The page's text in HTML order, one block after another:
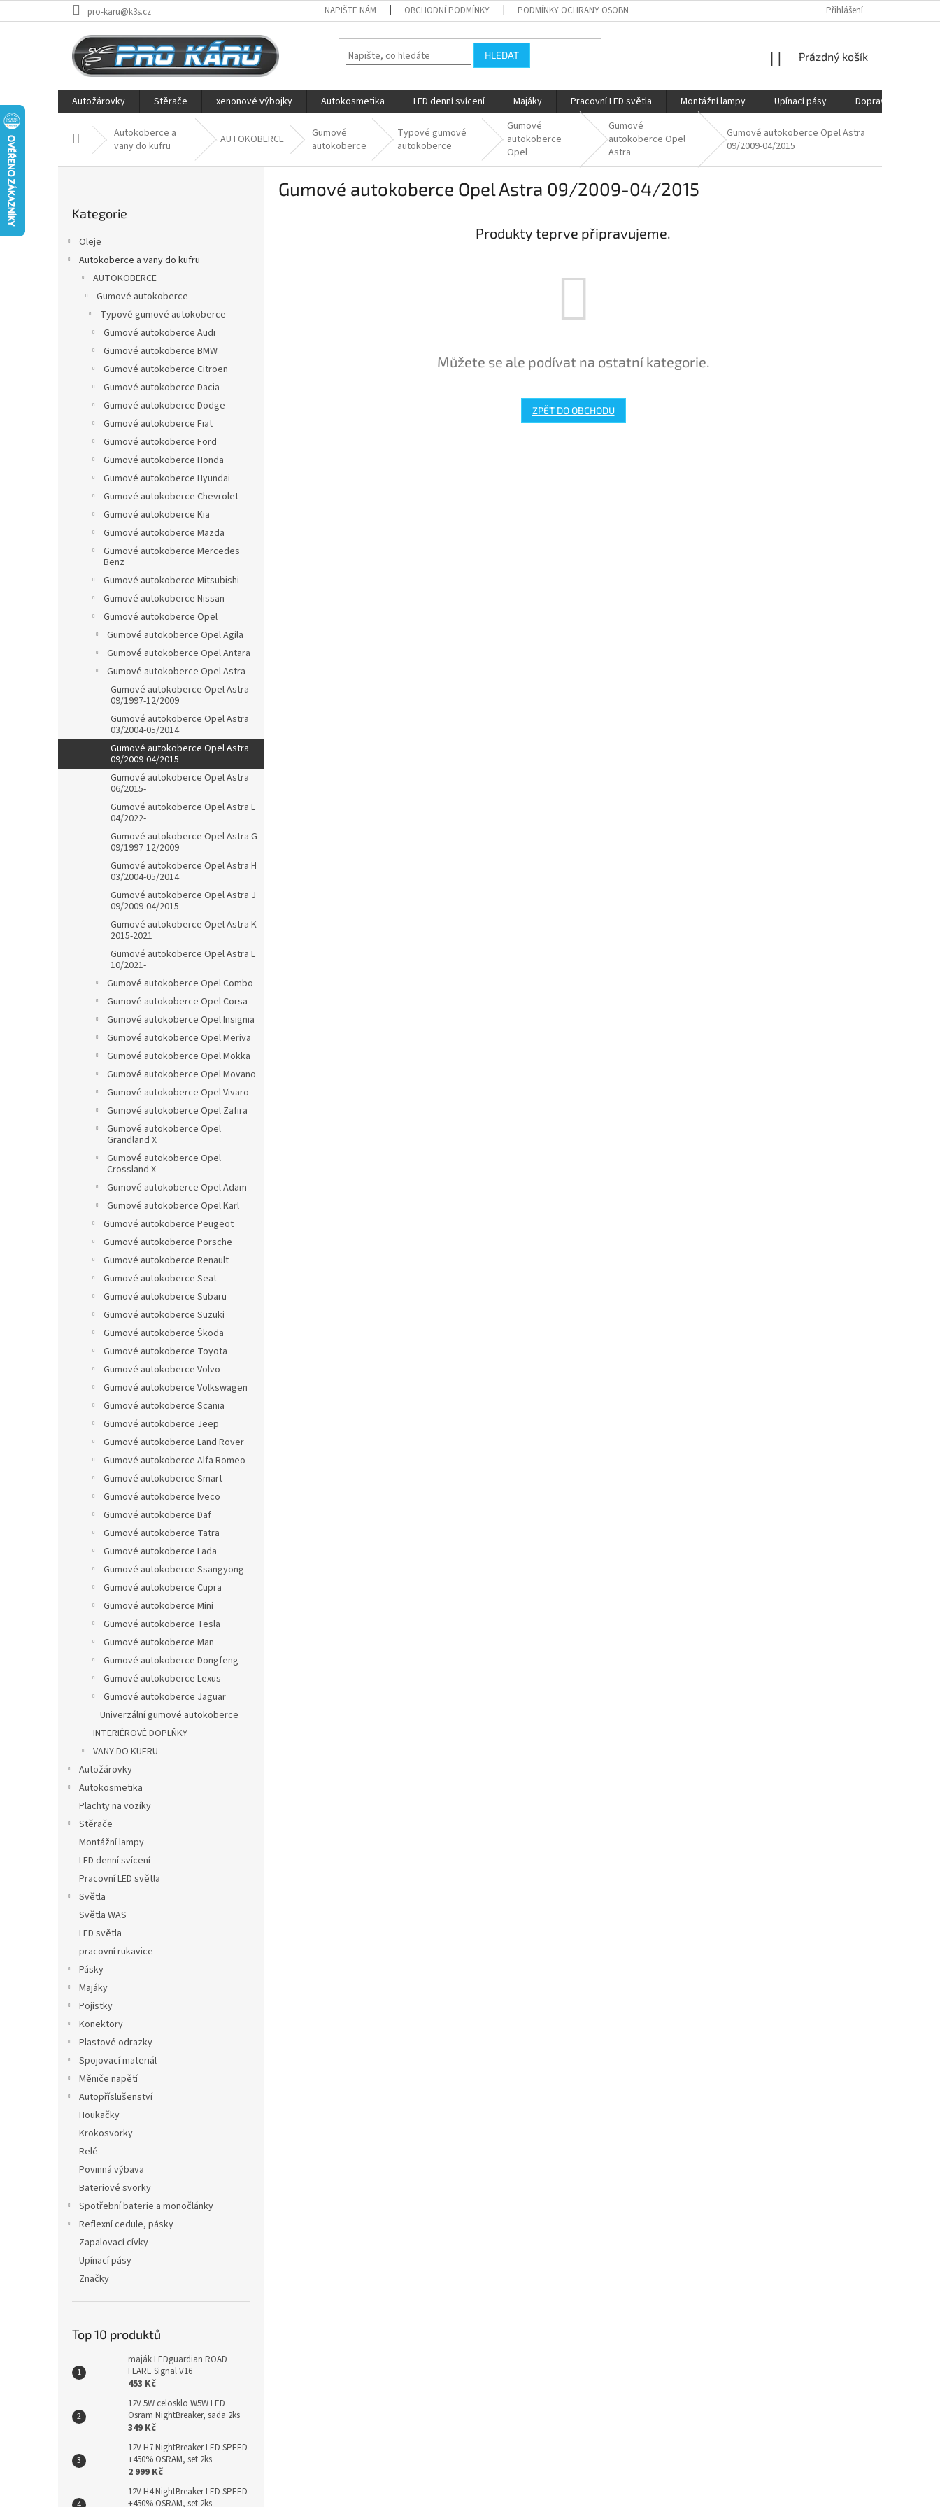
na
pro-karu@k3s.cz NAPIŠTE NÁM OBCHODNÍ PODMÍNKY PODMÍNKY OCHRANY OSOBNÍCH ÚDAJŮ DOPRAVAPřihlášení
HLEDAT
NÁKUPNÍ
Prázdný košík
Autožárovky Stěrače xenonové výbojky Autokosmetika LED denní svícení Majáky Pracovní LED světla Montážní lampy Upínací pásy Doprava
Domů Autokoberce a
vany do kufru
AUTOKOBERCE
Gumové
autokoberce
Typové gumové
autokoberce
Gumové
autokoberce
Opel
Gumové
autokoberce Opel
Astra
Gumové autokoberce Opel Astra
09/2009-04/2015
kategorie
Kategorie
Oleje
Autokoberce a vany do kufru
AUTOKOBERCE
Gumové autokoberce
Typové gumové autokoberce
Gumové autokoberce Audi
Gumové autokoberce BMW
Gumové autokoberce Citroen
Gumové autokoberce Dacia
Gumové autokoberce Dodge
Gumové autokoberce Fiat
Gumové autokoberce Ford
Gumové autokoberce Honda
Gumové autokoberce Hyundai
Gumové autokoberce Chevrolet
Gumové autokoberce Kia
Gumové autokoberce Mazda
Gumové autokoberce Mercedes
Benz
Gumové autokoberce Mitsubishi
Gumové autokoberce Nissan
Gumové autokoberce Opel
Gumové autokoberce Opel Agila
Gumové autokoberce Opel Antara
Gumové autokoberce Opel Astra
Gumové autokoberce Opel Astra
09/1997-12/2009
Gumové autokoberce Opel Astra
03/2004-05/2014
Gumové autokoberce Opel Astra
09/2009-04/2015
Gumové autokoberce Opel Astra
06/2015-
Gumové autokoberce Opel Astra L
04/2022-
Gumové autokoberce Opel Astra G
09/1997-12/2009
Gumové autokoberce Opel Astra H
03/2004-05/2014
Gumové autokoberce Opel Astra J
09/2009-04/2015
Gumové autokoberce Opel Astra K
2015-2021
Gumové autokoberce Opel Astra L
10/2021-
Gumové autokoberce Opel Combo
Gumové autokoberce Opel Corsa
Gumové autokoberce Opel Insignia
Gumové autokoberce Opel Meriva
Gumové autokoberce Opel Mokka
Gumové autokoberce Opel Movano
Gumové autokoberce Opel Vivaro
Gumové autokoberce Opel Zafira
Gumové autokoberce Opel
Grandland X
Gumové autokoberce Opel
Crossland X
Gumové autokoberce Opel Adam
Gumové autokoberce Opel Karl
Gumové autokoberce Peugeot
Gumové autokoberce Porsche
Gumové autokoberce Renault
Gumové autokoberce Seat
Gumové autokoberce Subaru
Gumové autokoberce Suzuki
Gumové autokoberce Škoda
Gumové autokoberce Toyota
Gumové autokoberce Volvo
Gumové autokoberce Volkswagen
Gumové autokoberce Scania
Gumové autokoberce Jeep
Gumové autokoberce Land Rover
Gumové autokoberce Alfa Romeo
Gumové autokoberce Smart
Gumové autokoberce Iveco
Gumové autokoberce Daf
Gumové autokoberce Tatra
Gumové autokoberce Lada
Gumové autokoberce Ssangyong
Gumové autokoberce Cupra
Gumové autokoberce Mini
Gumové autokoberce Tesla
Gumové autokoberce Man
Gumové autokoberce Dongfeng
Gumové autokoberce Lexus
Gumové autokoberce Jaguar
Univerzální gumové autokoberce
INTERIÉROVÉ DOPLŇKY
VANY DO KUFRU
Autožárovky
Autokosmetika
Plachty na vozíky
Stěrače
Montážní lampy
LED denní svícení
Pracovní LED světla
Světla
Světla WAS
LED světla
pracovní rukavice
Pásky
Majáky
Pojistky
Konektory
Plastové odrazky
Spojovací materiál
Měniče napětí
Autopříslušenství
Houkačky
Krokosvorky
Relé
Povinná výbava
Bateriové svorky
Spotřební baterie a monočlánky
Reflexní cedule, pásky
Zapalovací cívky
Upínací pásy
Značky
Top 10 produktů
maják LEDguardian ROAD
FLARE Signal V16
453 Kč
12V 5W celosklo W5W LED
Osram NightBreaker, sada 2ks
349 Kč
12V H7 NightBreaker LED SPEED
+450% OSRAM, set 2ks
2 999 Kč
12V H4 NightBreaker LED SPEED
+450% OSRAM, set 2ks
Gumové autokoberce Opel Astra 09/2009-04/2015
Produkty teprve připravujeme.
Můžete se ale podívat na ostatní kategorie.
ZPĚT DO OBCHODU